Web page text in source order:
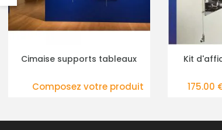
PLUS DE DÉTAILS
Kit d'affichage A1 portrait
175.00 € HT(210.00 € TTC)